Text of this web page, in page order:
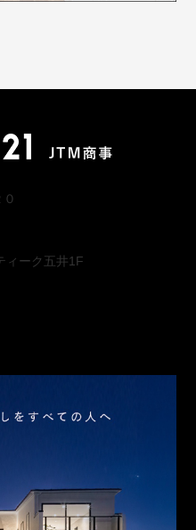
ーク五井1F